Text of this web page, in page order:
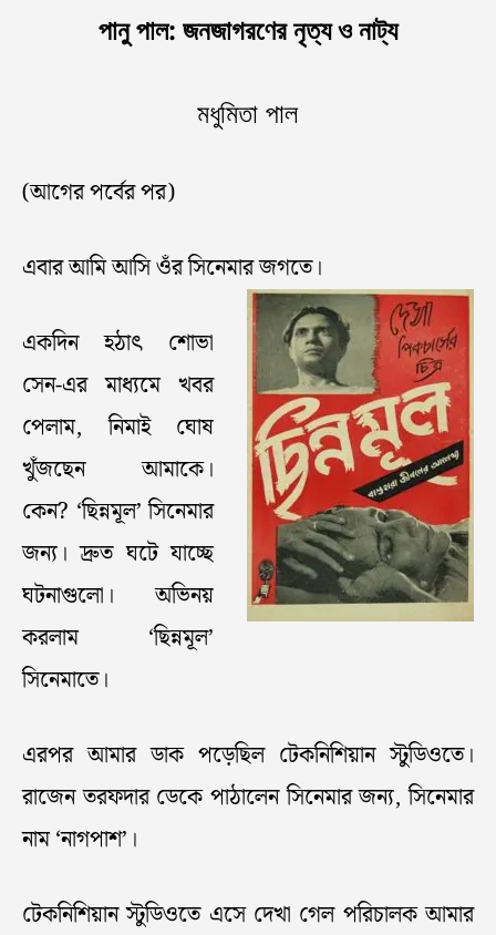
পানু পাল: জনজাগরণের নৃত্য ও নাট্য
মধুমিতা পাল
(আগের পর্বের পর)
এবার আমি আসি ওঁর সিনেমার জগতে।
একদিন হঠাৎ শোভা
সেন-এর মাধ্যমে খবর
পেলাম, নিমাই ঘোষ
খুঁজছেন আমাকে।
কেন? ‘ছিন্নমূল’ সিনেমার
জন্য। দ্রুত ঘটে যাচ্ছে
ঘটনাগুলো। অভিনয়
করলাম ‘ছিন্নমূল’
সিনেমাতে।
এরপর আমার ডাক পড়েছিল টেকনিশিয়ান স্টুডিওতে।
রাজেন তরফদার ডেকে পাঠালেন সিনেমার জন্য, সিনেমার
নাম ‘নাগপাশ’।
টেকনিশিয়ান স্টুডিওতে এসে দেখা গেল পরিচালক আমার